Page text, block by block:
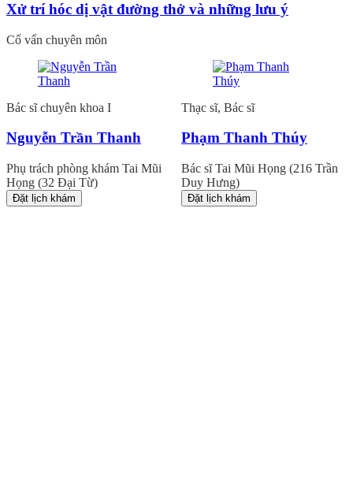
Xử trí hóc dị vật đường thở và những lưu ý
Cố vấn chuyên môn
Bác sĩ chuyên khoa I
Nguyễn Trần Thanh
Phụ trách phòng khám Tai Mũi
Họng (32 Đại Từ)
Đặt lịch khám
Thạc sĩ, Bác sĩ
Phạm Thanh Thúy
Bác sĩ Tai Mũi Họng (216 Trần
Duy Hưng)
Đặt lịch khám